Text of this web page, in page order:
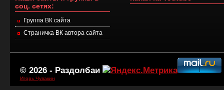
соц. сетях:
Группа ВК сайта
Страничка ВК автора сайта
© 2026 - Раздолбаи
Игорь Чувакин